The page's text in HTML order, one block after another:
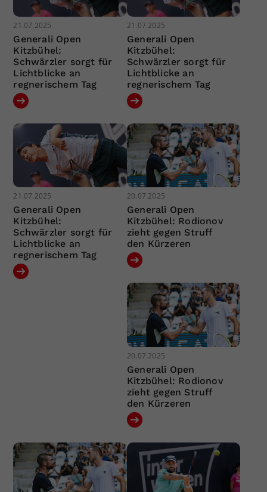
21.07.2025
Generali Open
Kitzbühel:
Schwärzler sorgt für
Lichtblicke an
regnerischem Tag
21.07.2025
Generali Open
Kitzbühel:
Schwärzler sorgt für
Lichtblicke an
regnerischem Tag
21.07.2025
Generali Open
Kitzbühel:
Schwärzler sorgt für
Lichtblicke an
regnerischem Tag
20.07.2025
Generali Open
Kitzbühel: Rodionov
zieht gegen Struff
den Kürzeren
20.07.2025
Generali Open
Kitzbühel: Rodionov
zieht gegen Struff
den Kürzeren